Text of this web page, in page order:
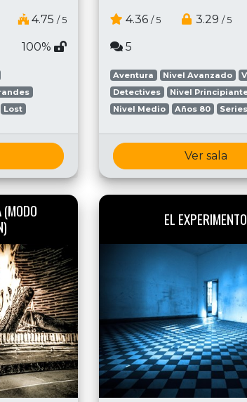
4.75 / 5
100%
Lost
4.36 / 5 3.29 / 5
5
Aventura Nivel Avanzado
Detectives
Nivel
Nivel Medio
Años 80 Series
Ver sala
(MODO EL EXPERIMENTO